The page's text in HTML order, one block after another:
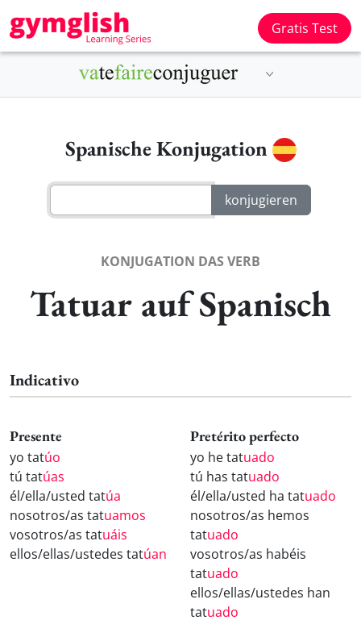
Gratis Test
Spanische Konjugation
KONJUGATION DAS VERB
Tatuar auf Spanisch
Indicativo
Presente
yo tatúo
tú tatúas
él/ella/usted tatúa
nosotros/as tatuamos
vosotros/as tatuáis
ellos/ellas/ustedes tatúan
Pretérito perfecto
yo he tatuado
tú has tatuado
él/ella/usted ha tatuado
nosotros/as hemos
tatuado
vosotros/as habéis
tatuado
ellos/ellas/ustedes han
tatuado